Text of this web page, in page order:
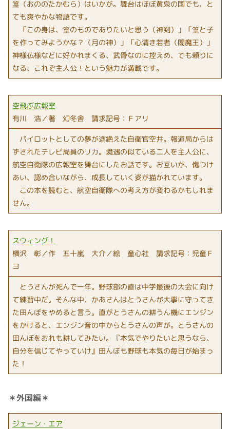
篁（おののたかむら）はいかが。舞台はほぼ黄泉の国でも、と
ても爽やかな物語です。
「この身は、篁のものでありたいと思う（神剣）」「篁と子
を作ってみようかな？（月の神）」「心清き若者（閻魔王）」
神様仏様などに好かれまくる、武骨なのに控えめ、でも頼りに
なる、これぞ主人公！という魅力が満載です。
空飛ぶ広報室
有川 浩／著 幻冬舎 請求記号：Ｆアリ
パイロットとしての夢が途絶えた自衛官空井。報道局からは
ずされたテレビ局員のリカ。境遇の似ている二人を主人公に、
航空自衛隊の広報室を舞台にしたお話です。お互いが、傷つけ
あい、認め合いながら、成長していく姿が描かれています。
この本を読むと、航空自衛隊への考え方が変わるかもしれま
せん。
スウィング！
横沢 彰／作 五十嵐 大介／絵 童心社 請求記号：児童Ｆ
ヨ
とうさんが死んで一年。野球部の直は中学最後の大会に向け
て練習中だ。そんな中、かあさんはとうさんが大事に守ってき
た田んぼをやめると言う。直がとうさんの耕うん機にエンジン
をかけると、エンジン音の中からとうさんの声が。とうさんの
田んぼをおれも耕してみたい。『本気でやりたいと思うなら、
自分を信じてやっていけ』田んぼも野球も本気の毎日が始まっ
た！
＊外国編＊
ジェーン・エア